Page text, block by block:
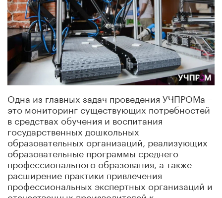
Одна из главных задач проведения УЧПРОМа –
это мониторинг существующих потребностей
в средствах обучения и воспитания
государственных дошкольных
образовательных организаций, реализующих
образовательные программы среднего
профессионального образования, а также
расширение практики привлечения
профессиональных экспертных организаций и